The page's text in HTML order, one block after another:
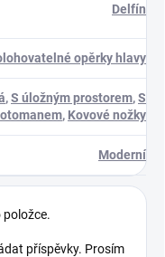
Delfín
opěrky hlavy
,S úložným prostorem,S
otomanem, Kovové nožky
Moderní
položce.
příspěvky. Prosím